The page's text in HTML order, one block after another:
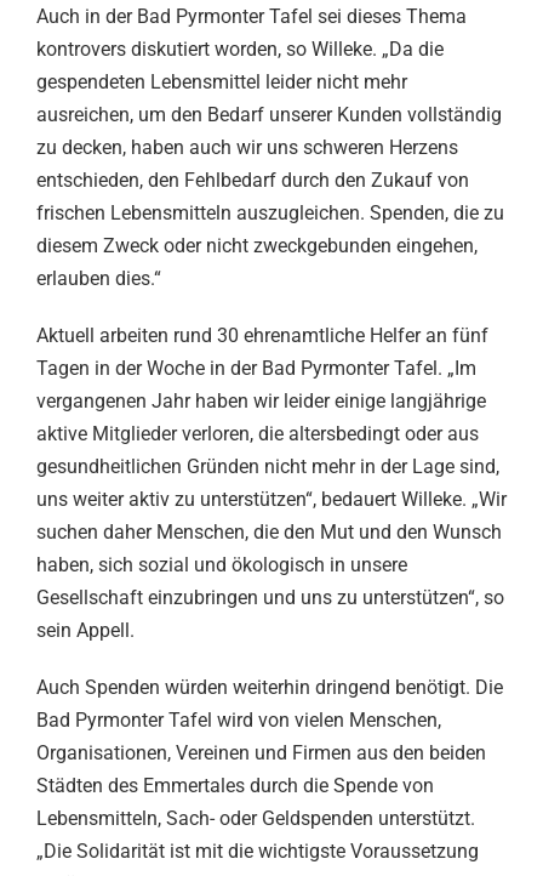
Auch in der Bad Pyrmonter Tafel sei dieses Thema
kontrovers diskutiert worden, so Willeke. „Da die
gespendeten Lebensmittel leider nicht mehr
ausreichen, um den Bedarf unserer Kunden vollständig
zu decken, haben auch wir uns schweren Herzens
entschieden, den Fehlbedarf durch den Zukauf von
frischen Lebensmitteln auszugleichen. Spenden, die zu
diesem Zweck oder nicht zweckgebunden eingehen,
erlauben dies.“
Aktuell arbeiten rund 30 ehrenamtliche Helfer an fünf
Tagen in der Woche in der Bad Pyrmonter Tafel. „Im
vergangenen Jahr haben wir leider einige langjährige
aktive Mitglieder verloren, die altersbedingt oder aus
gesundheitlichen Gründen nicht mehr in der Lage sind,
uns weiter aktiv zu unterstützen“, bedauert Willeke. „Wir
suchen daher Menschen, die den Mut und den Wunsch
haben, sich sozial und ökologisch in unsere
Gesellschaft einzubringen und uns zu unterstützen“, so
sein Appell.
Auch Spenden würden weiterhin dringend benötigt. Die
Bad Pyrmonter Tafel wird von vielen Menschen,
Organisationen, Vereinen und Firmen aus den beiden
Städten des Emmertales durch die Spende von
Lebensmitteln, Sach- oder Geldspenden unterstützt.
„Die Solidarität ist mit die wichtigste Voraussetzung